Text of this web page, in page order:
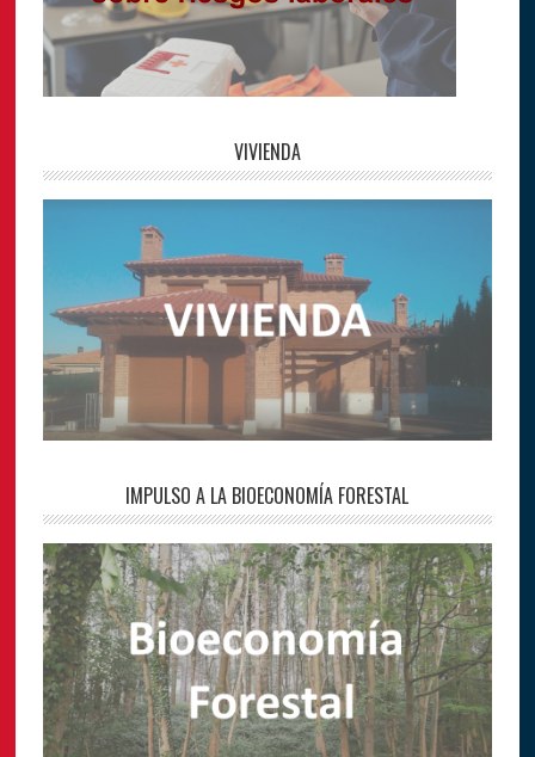
VIVIENDA
IMPULSO A LA BIOECONOMÍA FORESTAL